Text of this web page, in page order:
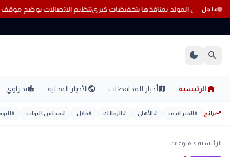
عاجل تنظيم
search
dark_mode
home الرئيسية mapأخبار المحافظات publicالأخبار المحلية location_cityبحراوي
trending_upرائج #الخبر لايف #الأهلي #الزمالك #خلال #مجلس النواب #
الرئيسية chevron_left منوعات